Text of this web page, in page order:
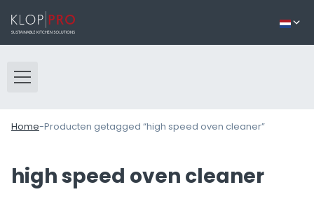
Home-Producten getagged “high speed oven cleaner”
high speed oven cleaner